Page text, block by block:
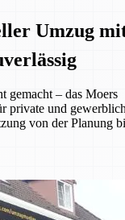
Umzug
gemacht – das Moers
private und
von der Planung